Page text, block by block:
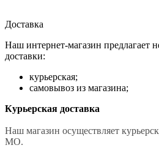
Доставка
Наш интернет-магазин предлагает
доставки:
курьерская;
самовывоз из магазина;
Курьерская доставка
Наш магазин осуществляет
МО.